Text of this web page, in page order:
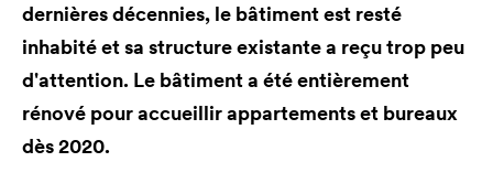
dernières décennies, le bâtiment est resté
inhabité et sa structure existante a reçu trop peu
d'attention. Le bâtiment a été entièrement
rénové pour accueillir appartements et bureaux
dès 2020.